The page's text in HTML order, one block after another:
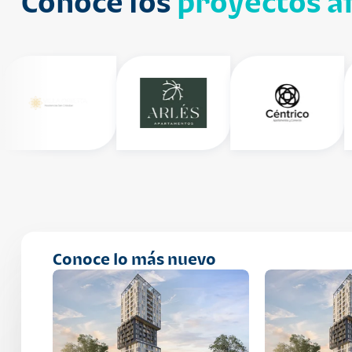
Conoce lo más nuevo